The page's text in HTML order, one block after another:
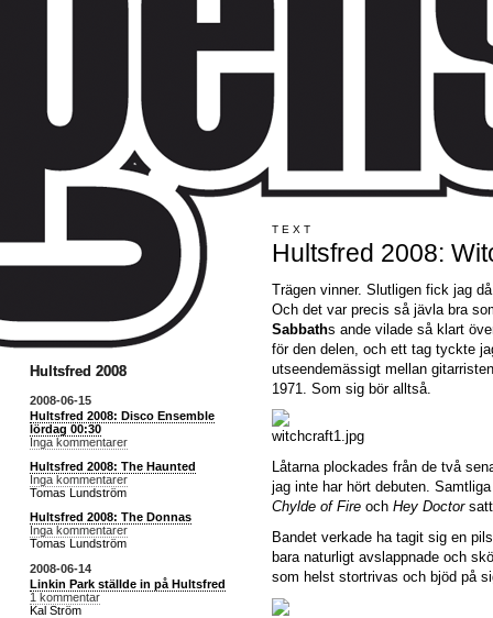
Hultsfred 2008
2008-06-15
Hultsfred 2008: Disco Ensemble
lördag 00:30
Inga kommentarer
Hultsfred 2008: The Haunted
Inga kommentarer
Tomas Lundström
Hultsfred 2008: The Donnas
Inga kommentarer
Tomas Lundström
2008-06-14
Linkin Park ställde in på Hultsfred
1 kommentar
Kal Ström
TEXT
Hultsfred 2008:
Trägen vinner. Slutligen fick jag
Och det var precis så jävla bra
Sabbaths ande vilade så klart
för den delen, och ett tag tyckte
utseendemässigt mellan
1971. Som sig bör alltså.
Låtarna plockades från de två
jag inte har hört debuten.
Chylde of Fire och Hey Doctorsatt
Bandet verkade ha tagit sig en
bara naturligt avslappnade och
som helst stortrivas och bjöd på